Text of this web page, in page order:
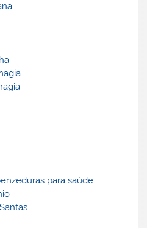
para saúde